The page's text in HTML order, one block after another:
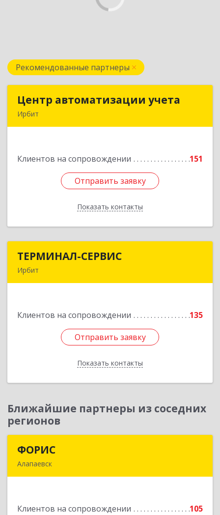
Рекомендованные партнеры
Центр автоматизации учета
Ирбит
Клиентов на сопровождении 151
Отправить заявку
Показать контакты
Центр автоматизации учета
Подробнее
Отправить заявку
Назад
ТЕРМИНАЛ-СЕРВИС
Ирбит
Клиентов на сопровождении 135
Отправить заявку
Показать контакты
ТЕРМИНАЛ-СЕРВИС
Подробнее
Отправить заявку
Назад
Ближайшие партнеры из соседних
регионов
ФОРИС
Алапаевск
Клиентов на сопровождении 105
Подробнее